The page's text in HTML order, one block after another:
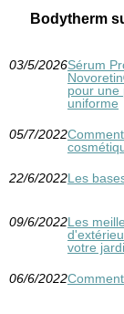
Bodytherm
03/5/2026Sérum
pour une
uniforme
05/7/2022
22/6/2022Les
09/6/2022Les
votre
06/6/2022